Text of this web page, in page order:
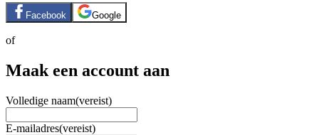
Facebook Google
of
Maak een account aan
Volledige naam(vereist)
E-mailadres(vereist)